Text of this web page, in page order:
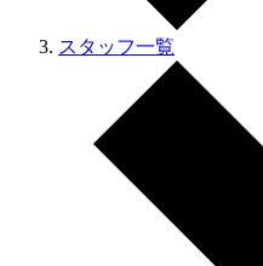
スタッフ一覧